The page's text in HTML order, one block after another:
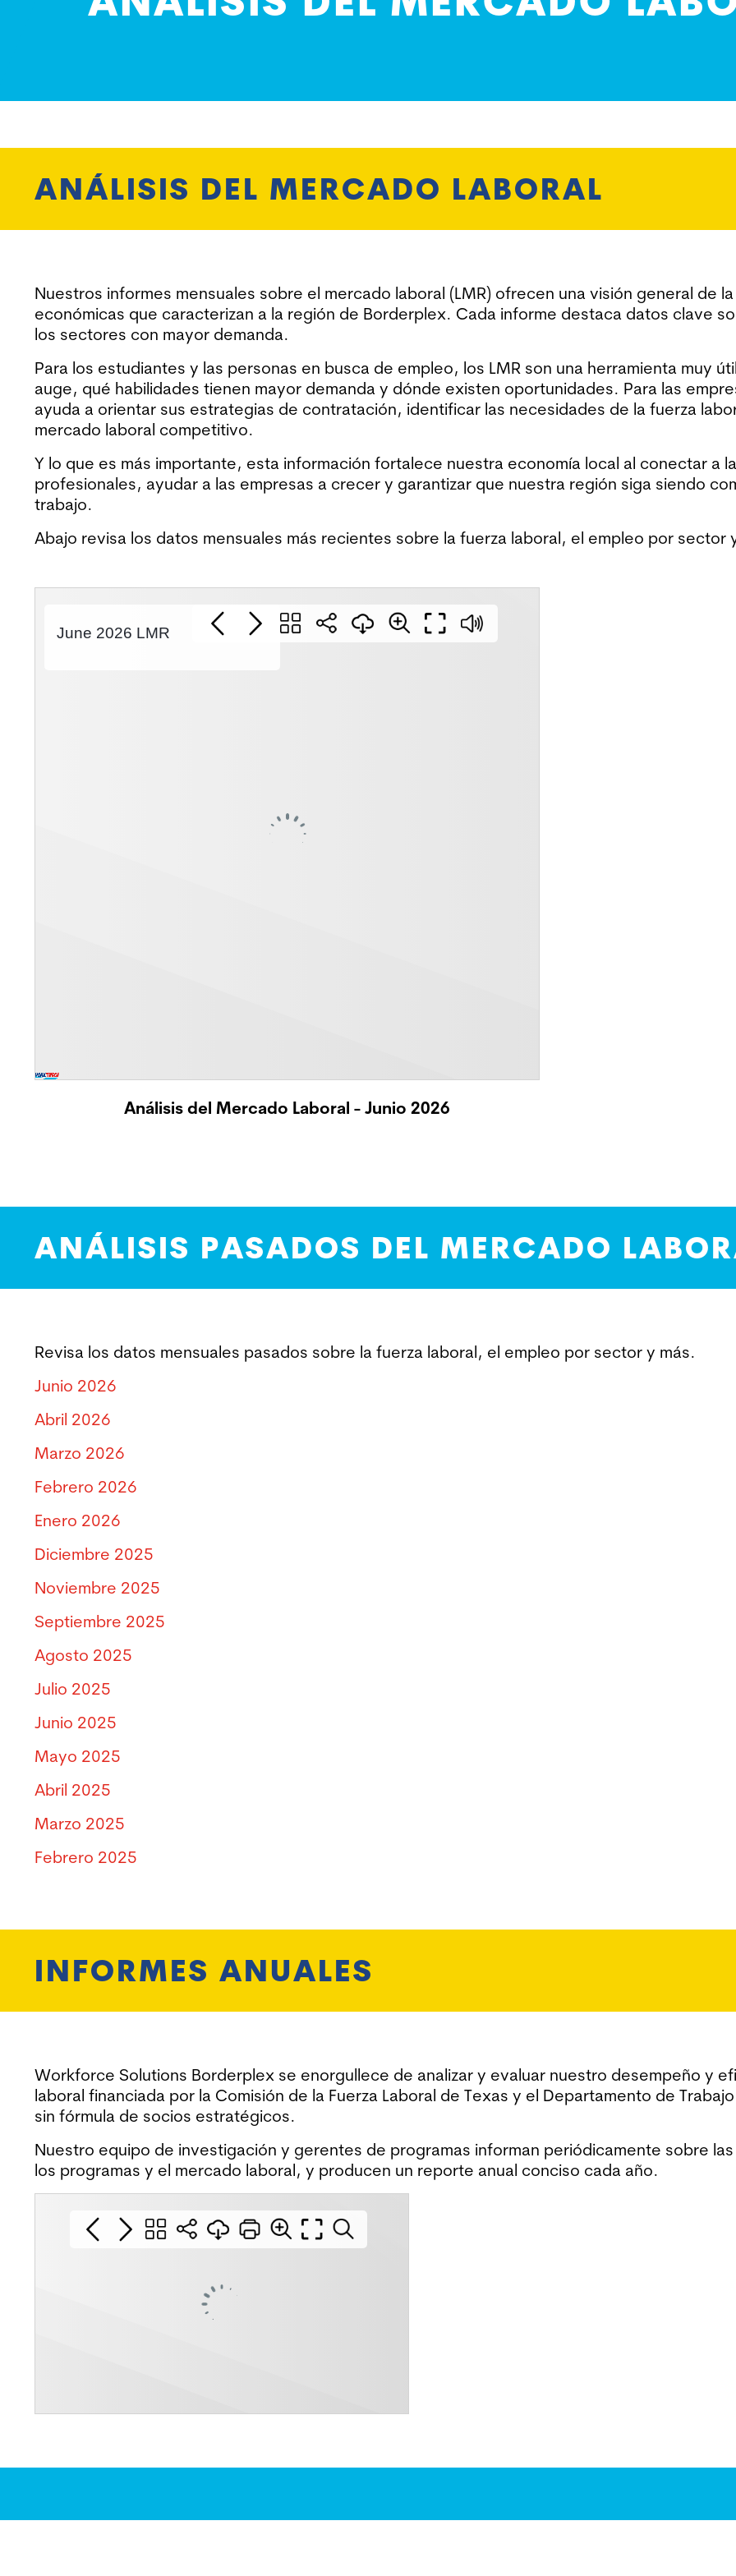
ANÁLISIS DEL MERCADO LABORAL
Nuestros informes mensuales sobre el mercado laboral (LMR) ofrecen una visión general de
económicas que caracterizan a la región de Borderplex. Cada informe destaca datos clave
los sectores con mayor demanda.
Para los estudiantes y las personas en busca de empleo, los LMR son una herramienta muy
auge, qué habilidades tienen mayor demanda y dónde existen oportunidades. Para las
ayuda a orientar sus estrategias de contratación, identificar las necesidades de la fuerza
mercado laboral competitivo.
Y lo que es más importante, esta información fortalece nuestra economía local al conectar a
profesionales, ayudar a las empresas a crecer y garantizar que nuestra región siga siendo
trabajo.
Abajo revisa los datos mensuales más recientes sobre la fuerza laboral, el empleo por sector
Análisis del Mercado Laboral - Junio 2026
ANÁLISIS PASADOS DEL MERCADO
Revisa los datos mensuales pasados sobre la fuerza laboral, el empleo por sector y más.
Junio 2026
Abril 2026
Marzo 2026
Febrero 2026
Enero 2026
Diciembre 2025
Noviembre 2025
Septiembre 2025
Agosto 2025
Julio 2025
Junio 2025
Mayo 2025
Abril 2025
Marzo 2025
Febrero 2025
INFORMES ANUALES
Workforce Solutions Borderplex se enorgullece de analizar y evaluar nuestro desempeño y
laboral financiada por la Comisión de la Fuerza Laboral de Texas y el Departamento de
sin fórmula de socios estratégicos.
Nuestro equipo de investigación y gerentes de programas informan periódicamente sobre
los programas y el mercado laboral, y producen un reporte anual conciso cada año.